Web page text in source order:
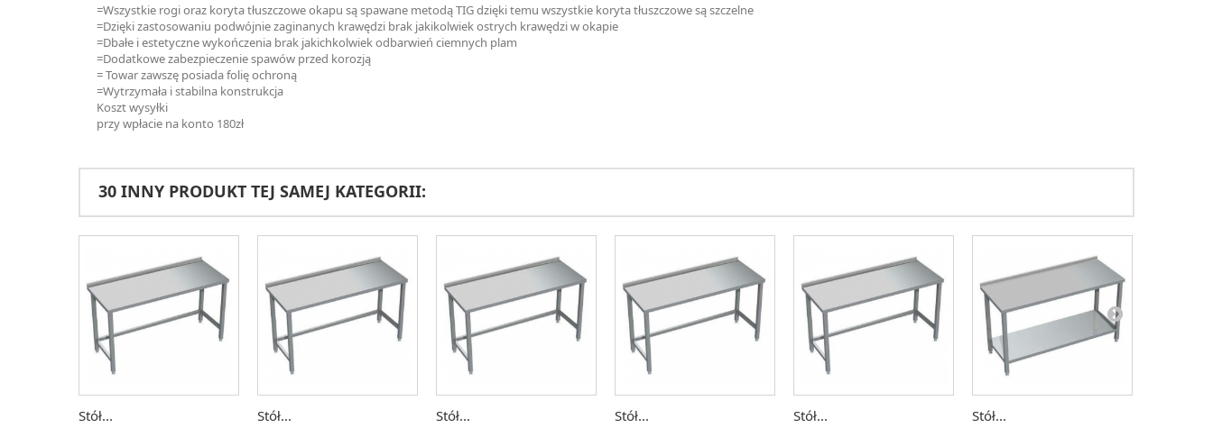
=Wszystkie rogi oraz koryta tłuszczowe okapu są spawane metodą TIG dzięki temu wszystkie koryta tłuszczowe są szczelne
=Dzięki zastosowaniu podwójnie zaginanych krawędzi brak jakikolwiek ostrych krawędzi w okapie
=Dbałe i estetyczne wykończenia brak jakichkolwiek odbarwień ciemnych plam
=Dodatkowe zabezpieczenie spawów przed korozją
= Towar zawszę posiada folię ochroną
=Wytrzymała i stabilna konstrukcja
Koszt wysyłki
przy wpłacie na konto 180zł
30 INNY PRODUKT TEJ SAMEJ KATEGORII:
Stół... Stół... Stół... Stół... Stół... Stół...